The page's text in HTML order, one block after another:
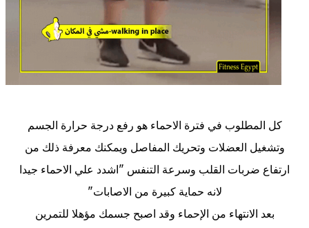
كل المطلوب في فترة الاحماء هو رفع درجة حرارة الجسم
وتشغيل العضلات وتحريك المفاصل ويمكنك معرفة ذلك من
ارتفاع ضربات القلب وسرعة التنفس "اشدد علي الاحماء جيدا
لانه حماية كبيرة من الاصابات"
بعد الانتهاء من الإحماء وقد اصبح جسمك مؤهلا للتمرين